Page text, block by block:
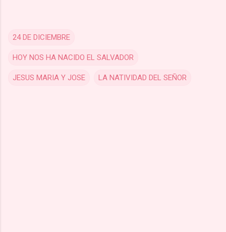
24 DE DICIEMBRE
HOY NOS HA NACIDO EL SALVADOR
JESUS MARIA Y JOSE LA NATIVIDAD DEL SEÑOR